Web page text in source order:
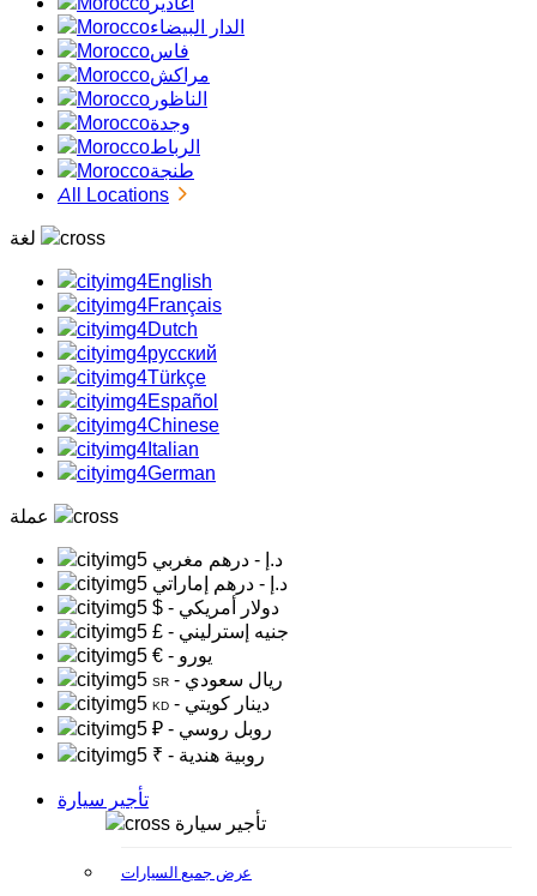
الدار البيضاء
فاس
مراكش
الناظور
وجدة
الرباط
طنجة
All Locations
English
Français
Dutch
русский
Türkçe
Español
Chinese
Italian
German
د.إ - درهم مغربي
د.إ - درهم إماراتي
$
- دولار أمريكي
£
- جنيه إسترليني
€
- يورو
SR - ريال سعودي
KD
- دينار كويتي
₽
- روبل روسي
₹
- روبية هندية
تأجير سيارة
تأجير سيارة
عرض جميع السيارات